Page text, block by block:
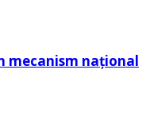
mecanism național